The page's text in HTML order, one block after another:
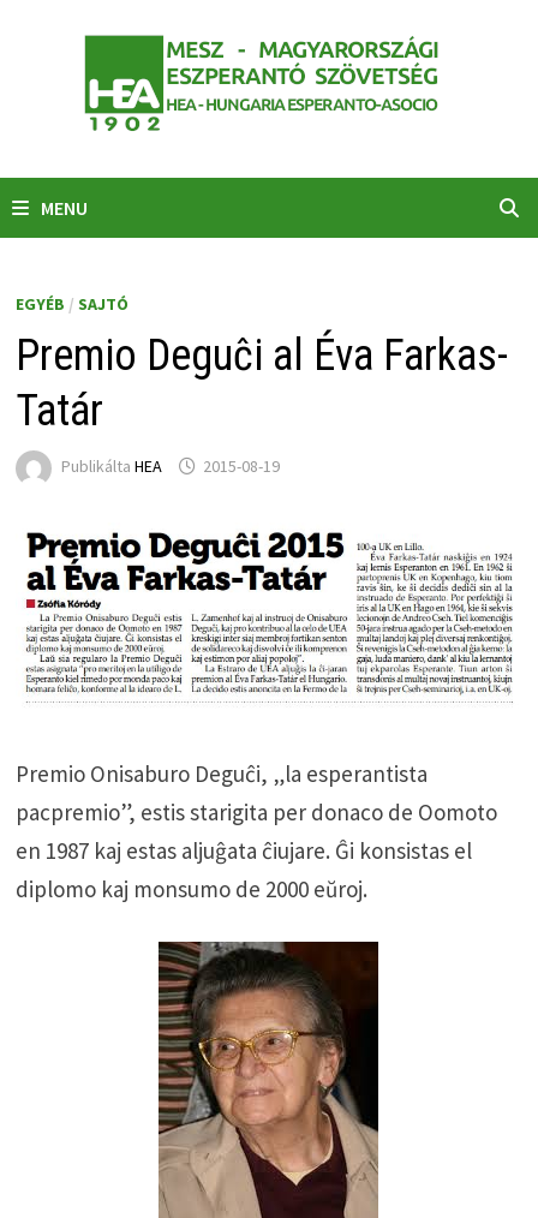
MENU
EGYÉB / SAJTÓ
Premio Deguĉi al Éva Farkas-
Tatár
Publikálta HEA 2015-08-19
Premio Onisaburo Deguĉi, „la esperantista
pacpremio”, estis starigita per donaco de Oomoto
en 1987 kaj estas aljuĝata ĉiujare. Ĝi konsistas el
diplomo kaj monsumo de 2000 eŭroj.